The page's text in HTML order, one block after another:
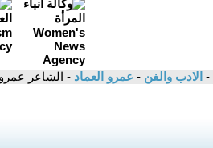
- الادب والفن - عمرو العماد - الشاعر عمرو